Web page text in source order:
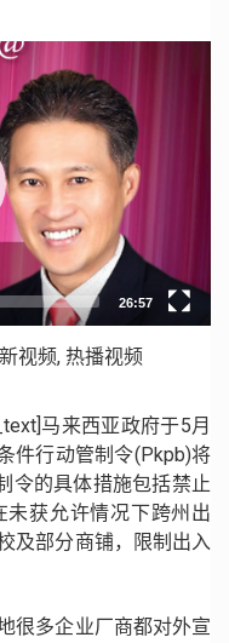
视频, 热播视频
马来西亚政府于5月
件行动管制令(Pkpb)将
令的具体措施包括禁止
未获允许情况下跨州出
及部分商铺，限制出入
很多企业厂商都对外宣